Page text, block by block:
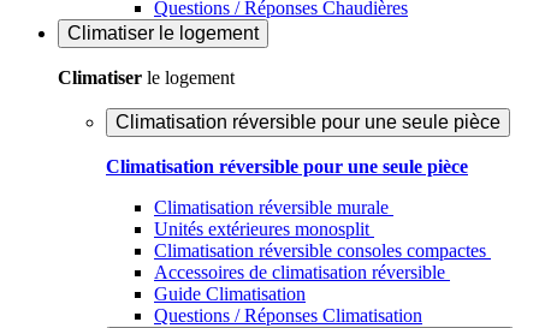
Questions / Réponses Chaudières
Climatiser le logement
Climatiser le logement
Climatisation réversible pour une seule pièce
Climatisation réversible pour une seule pièce
Climatisation réversible murale
Unités extérieures monosplit
Climatisation réversible consoles compactes
Accessoires de climatisation réversible
Guide Climatisation
Questions / Réponses Climatisation